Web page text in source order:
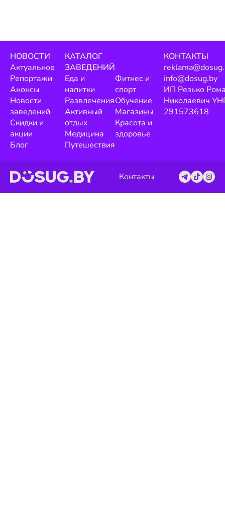
НОВОСТИ
Актуальное
Репортажи
Анонсы
Новости
заведений
Скидки и
акции
Блог
КАТАЛОГ
ЗАВЕДЕНИЙ
Еда и
напитки
Развлечения
Активный
отдых
Медицина
Путешествия
Фитнес и
спорт
Обучение
Магазины
Красота и
здоровье
КОНТАКТЫ
info@dosug.by
ИП Резько
Николаевич
291573618
Контакты